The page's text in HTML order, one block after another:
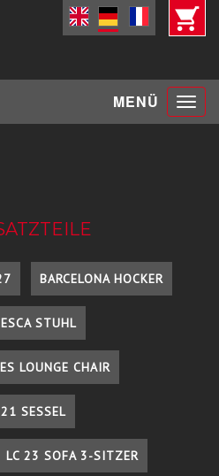
MENÜ Toggle
BARCELONA HOCKER
STUHL
LOUNGE CHAIR
SESSEL
LC 23 SOFA 3-SITZER